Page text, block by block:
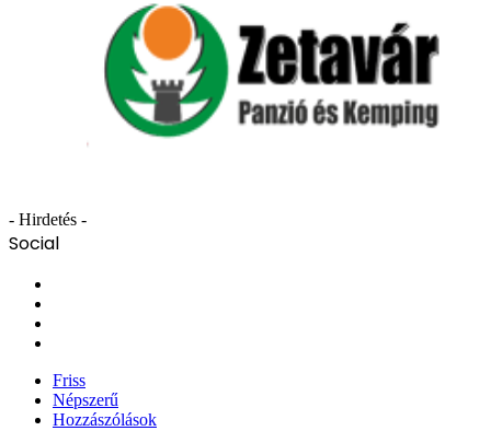
- Hirdetés -
Social
Friss
Népszerű
Hozzászólások